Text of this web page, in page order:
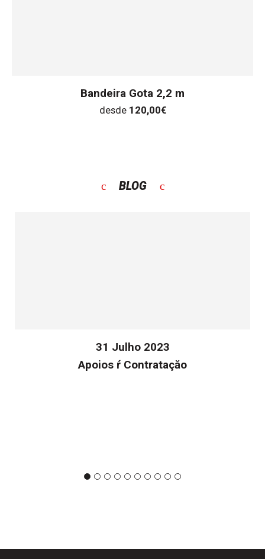
Bandeira Gota 2,2 m
desde 120,00€
BLOG
31 Julho 2023
Apoios ŕ Contrataçăo